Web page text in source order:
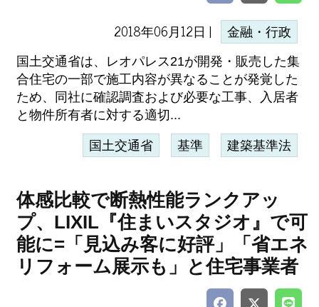
2018年06月12日 | 金融・行政
国土交通省は、レオパレス21が開発・販売した集
合住宅の一部で施工内容が異なることが発覚した
ため、同社に確認調査および必要な工事、入居者
と物件所有者に対する適切...
国土交通省 基準 建築基準法
体感比較で断熱性能ランクアッ
プ、LIXIL『住まいスタジオ』で可
能に=「見込み客に好評」「省エネ
リフォーム展示も」と住宅事業者